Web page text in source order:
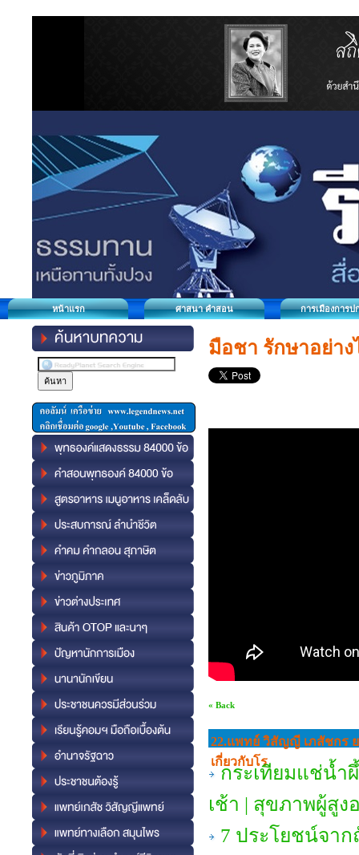
หน้าแรก ศาสนา คำสอน การเมืองการป
มือชา รักษาอย่าง
« Back
22.แพทย์ วิสัญญี เภสัชกร
เกี่ยวกับโร
กระเทียมแช่น้ำ
เช้า | สุขภาพผู้สูง
7 ประโยชน์จา